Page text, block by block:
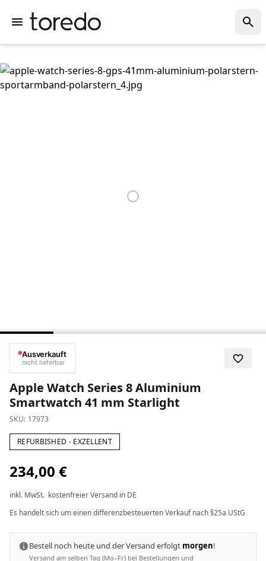
Ausverkauft
nicht lieferbar
Apple Watch Series 8 Aluminium
Smartwatch 41 mm Starlight
SKU: 17973
REFURBISHED - EXZELLENT
234,00 €
inkl. MwSt. kostenfreier Versand in DE
Es handelt sich um einen differenzbesteuerten Verkauf nach §25a UStG
Bestell noch heute und der Versand erfolgt morgen!
Versand am selben Tag (Mo–Fr) bei Bestellungen und